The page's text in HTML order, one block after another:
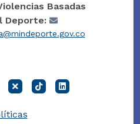
Basadas
Deporte: